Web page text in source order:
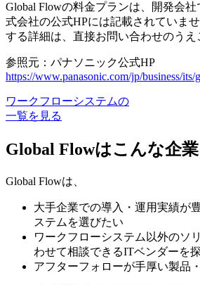
Global Flowの料金プランは、開発会
式会社の公式HPには記載されていま
する詳細は、直接お問い合わせのうえ
参照元：パナソニック公式HP
https://www.panasonic.com/jp/business/
ワークフローシステムの
一覧を見る
Global Flowはこんな企
Global Flowは、
大手企業での導入・運用実績が
ステムを選びたい
ワークフローシステム以外のソ
わせて相談できるITベンダーを
アフターフォローが手厚い製品